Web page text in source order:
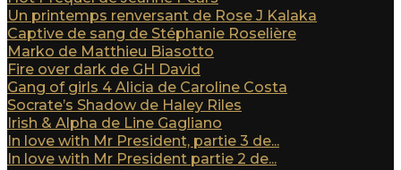
Un printemps renversant de Rose J Kalaka
Captive de sang de Stéphanie Roselière
Marko de Matthieu Biasotto
Fire over dark de GH David
Gang of girls 4 Alicia de Caroline Costa
Socrate’s Shadow de Haley Riles
Irish & Alpha de Line Gagliano
In love with Mr President, partie 3 de...
In love with Mr President partie 2 de...